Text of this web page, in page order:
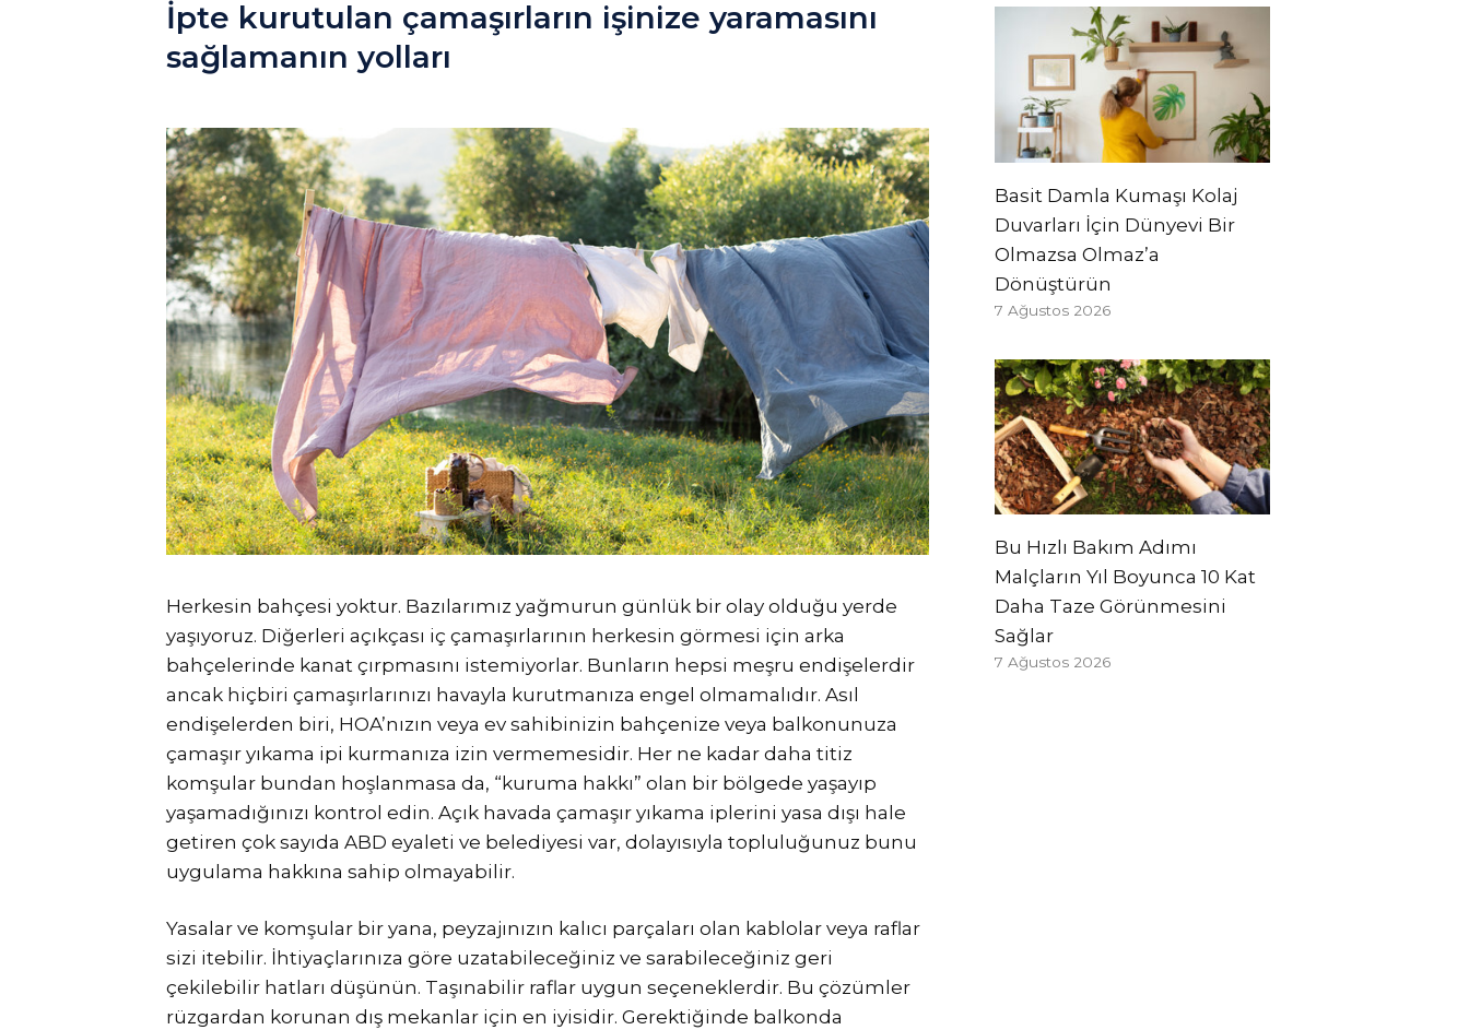
İpte kurutulan çamaşırların işinize yaramasını
sağlamanın yolları
Herkesin bahçesi yoktur. Bazılarımız yağmurun günlük bir olay olduğu yerde
yaşıyoruz. Diğerleri açıkçası iç çamaşırlarının herkesin görmesi için arka
bahçelerinde kanat çırpmasını istemiyorlar. Bunların hepsi meşru endişelerdir
ancak hiçbiri çamaşırlarınızı havayla kurutmanıza engel olmamalıdır. Asıl
endişelerden biri, HOA’nızın veya ev sahibinizin bahçenize veya balkonunuza
çamaşır yıkama ipi kurmanıza izin vermemesidir. Her ne kadar daha titiz
komşular bundan hoşlanmasa da, “kuruma hakkı” olan bir bölgede yaşayıp
yaşamadığınızı kontrol edin. Açık havada çamaşır yıkama iplerini yasa dışı hale
getiren çok sayıda ABD eyaleti ve belediyesi var, dolayısıyla topluluğunuz bunu
uygulama hakkına sahip olmayabilir.
Yasalar ve komşular bir yana, peyzajınızın kalıcı parçaları olan kablolar veya raflar
sizi itebilir. İhtiyaçlarınıza göre uzatabileceğiniz ve sarabileceğiniz geri
çekilebilir hatları düşünün. Taşınabilir raflar uygun seçeneklerdir. Bu çözümler
rüzgardan korunan dış mekanlar için en iyisidir. Gerektiğinde balkonda
Basit Damla Kumaşı Kolaj
Duvarları İçin Dünyevi Bir
Olmazsa Olmaz’a
Dönüştürün
7 Ağustos 2026
Bu Hızlı Bakım Adımı
Malçların Yıl Boyunca 10 Kat
Daha Taze Görünmesini
Sağlar
7 Ağustos 2026